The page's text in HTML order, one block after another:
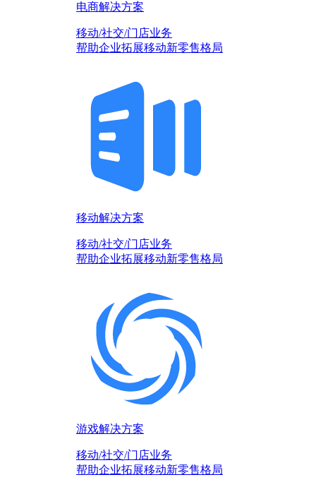
电商解决方案
移动/社交/门店业务
帮助企业拓展移动新零售格局
移动解决方案
移动/社交/门店业务
帮助企业拓展移动新零售格局
游戏解决方案
移动/社交/门店业务
帮助企业拓展移动新零售格局